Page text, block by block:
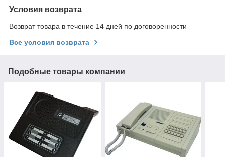
Условия возврата
Возврат товара в течение 14 дней по договоренности
Все условия возврата
Подобные товары компании